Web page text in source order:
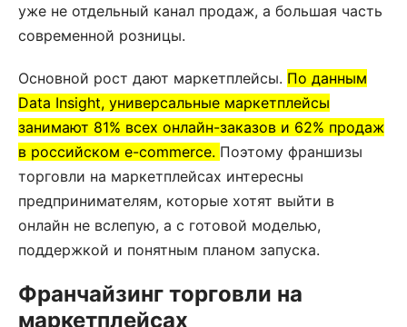
уже не отдельный канал продаж, а большая часть
современной розницы.
Основной рост дают маркетплейсы. По данным
Data Insight, универсальные маркетплейсы
занимают 81% всех онлайн-заказов и 62% продаж
в российском e-commerce. Поэтому франшизы
торговли на маркетплейсах интересны
предпринимателям, которые хотят выйти в
онлайн не вслепую, а с готовой моделью,
поддержкой и понятным планом запуска.
Франчайзинг торговли на
маркетплейсах